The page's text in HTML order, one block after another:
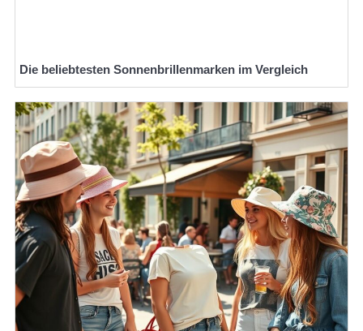
Die beliebtesten Sonnenbrillenmarken im Vergleich